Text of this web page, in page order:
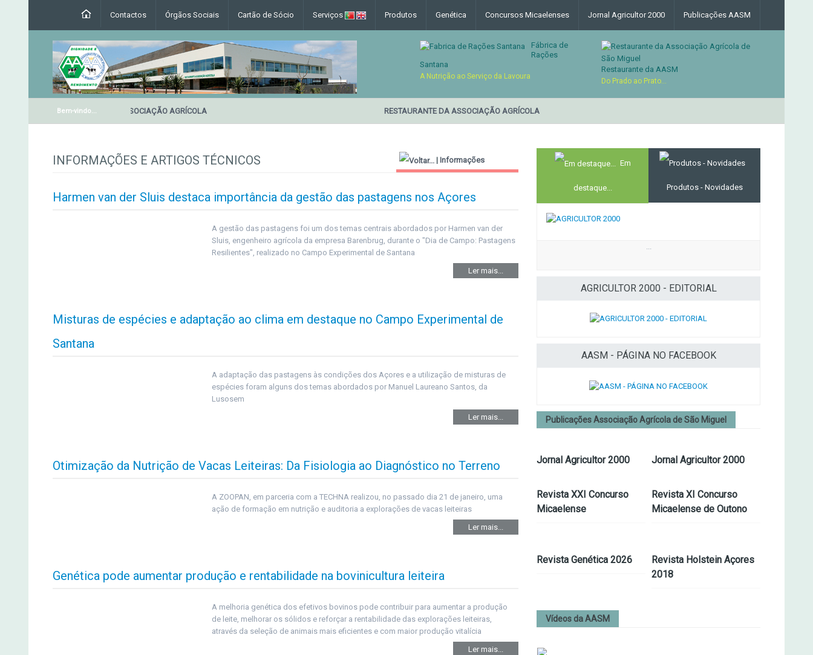
Contactos Órgãos Sociais Cartão de Sócio Serviços Produtos Genética Concursos Micaelenses Jornal Agricultor 2000 Publicações AASM
Fábrica de
Rações
Santana
A Nutrição ao Serviço da Lavoura
Restaurante da AASM
Do Prado ao Prato...
Bem-vindo...
RESTAURANTE DA ASSOCIAÇÃO AGRÍCOLA RESTAURANTE DA ASSOCIAÇÃO AGRÍCOLA
INFORMAÇÕES E ARTIGOS TÉCNICOS | Informações
Harmen van der Sluis destaca importância da gestão das pastagens nos Açores
A gestão das pastagens foi um dos temas centrais abordados por Harmen van der
Sluis, engenheiro agrícola da empresa Barenbrug, durante o "Dia de Campo: Pastagens
Resilientes", realizado no Campo Experimental de Santana
Ler mais...
Misturas de espécies e adaptação ao clima em destaque no Campo Experimental de
Santana
A adaptação das pastagens às condições dos Açores e a utilização de misturas de
espécies foram alguns dos temas abordados por Manuel Laureano Santos, da
Lusosem
Ler mais...
Otimização da Nutrição de Vacas Leiteiras: Da Fisiologia ao Diagnóstico no Terreno
A ZOOPAN, em parceria com a TECHNA realizou, no passado dia 21 de janeiro, uma
ação de formação em nutrição e auditoria a explorações de vacas leiteiras
Ler mais...
Genética pode aumentar produção e rentabilidade na bovinicultura leiteira
A melhoria genética dos efetivos bovinos pode contribuir para aumentar a produção
de leite, melhorar os sólidos e reforçar a rentabilidade das explorações leiteiras,
através da seleção de animais mais eficientes e com maior produção vitalícia
Ler mais...
Em
destaque... Produtos - Novidades
AGRICULTOR 2000 - EDITORIAL
AASM - PÁGINA NO FACEBOOK
Publicações Associação Agrícola de São Miguel
Jornal Agricultor 2000 Jornal Agricultor 2000
Revista XXI Concurso
Micaelense
Revista XI Concurso
Micaelense de Outono
Revista Genética 2026
Revista Holstein Açores
2018
Vídeos da AASM